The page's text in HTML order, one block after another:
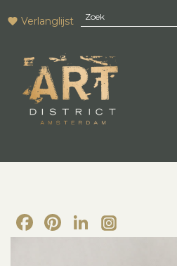
Verlanglijst
Facebook
Pinterest
LinkedIn